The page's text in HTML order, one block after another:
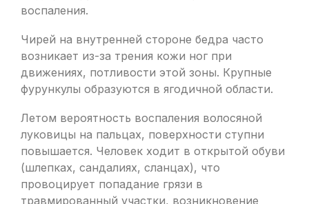
воспаления.
Чирей на внутренней стороне бедра часто
возникает из-за трения кожи ног при
движениях, потливости этой зоны. Крупные
фурункулы образуются в ягодичной области.
Летом вероятность воспаления волосяной
луковицы на пальцах, поверхности ступни
повышается. Человек ходит в открытой обуви
(шлепках, сандалиях, сланцах), что
провоцирует попадание грязи в
травмированный участки, возникновение